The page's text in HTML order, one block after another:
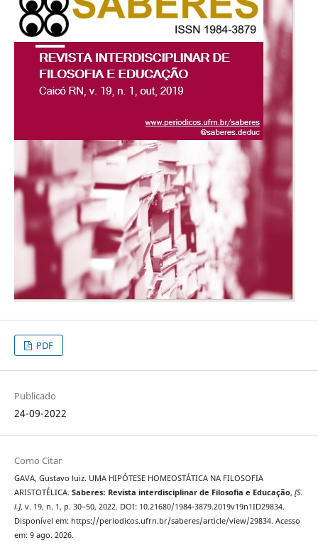
PDF
Publicado
24-09-2022
Como Citar
GAVA, Gustavo luiz. UMA HIPÓTESE HOMEOSTÁTICA NA FILOSOFIA
ARISTOTÉLICA. Saberes: Revista interdisciplinar de Filosofia e Educação, [S.
l.], v. 19, n. 1, p. 30–50, 2022. DOI: 10.21680/1984-3879.2019v19n1ID29834.
Disponível em: https://periodicos.ufrn.br/saberes/article/view/29834. Acesso
em: 9 ago. 2026.